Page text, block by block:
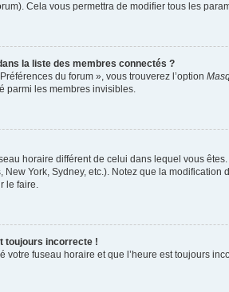
Cela vous permettra de modifier tous les
la liste des membres connectés ?
du forum », vous trouverez l’option
parmi les membres invisibles.
horaire différent de celui dans lequel vous
York, Sydney, etc.). Notez que la
le faire.
toujours incorrecte !
votre fuseau horaire et que l’heure est toujours